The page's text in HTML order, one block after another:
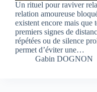
Un rituel pour raviver
relation amoureuse
existent encore mais que
premiers signes de
répétées ou de silence
permet d’éviter une…
Gabin DOGNON